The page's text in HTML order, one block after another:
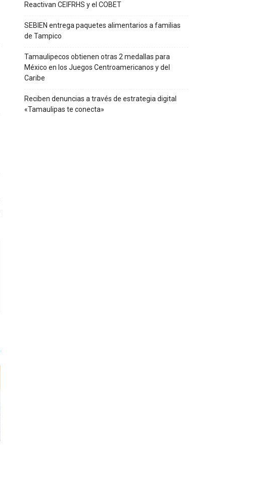
Reactivan CEIFRHS y el COBET
SEBIEN entrega paquetes alimentarios a familias
de Tampico
Tamaulipecos obtienen otras 2 medallas para
México en los Juegos Centroamericanos y del
Caribe
Reciben denuncias a través de estrategia digital
«Tamaulipas te conecta»